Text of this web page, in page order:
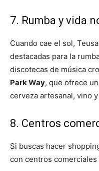
7. Rumba y vida
Cuando cae el sol,
destacadas para la
discotecas de música
Park Way, que ofrece
cerveza artesanal, vino
8. Centros
Si buscas hacer
con centros